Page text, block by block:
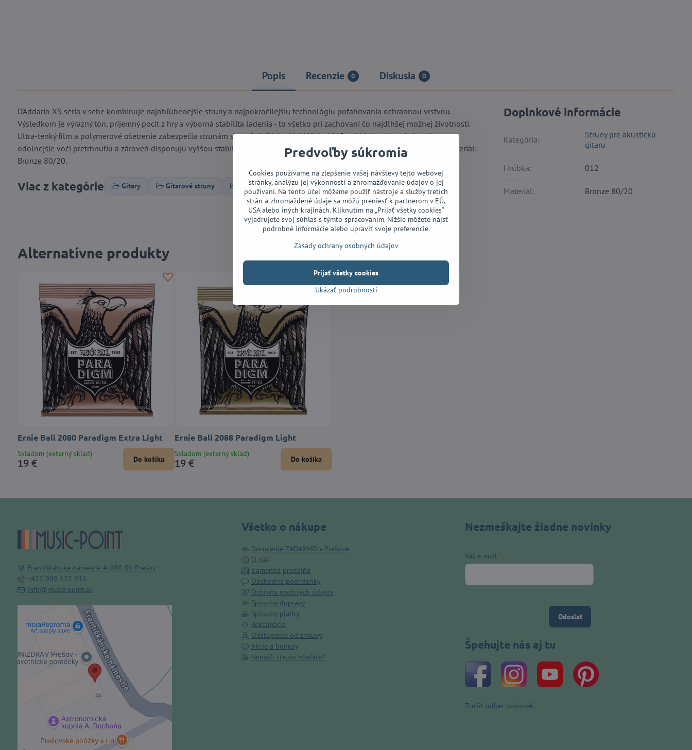
Popis Recenzie 0 Diskusia 0
D'Addario XS séria v sebe kombinuje najobľúbenejšie struny a najpokročilejšiu technológiu poťahovania ochrannou vrstvou.
Výsledkom je výrazný tón, príjemný pocit z hry a výborná stabilita ladenia - to všetko pri zachovaní čo najdlhšej možnej životnosti.
Ultra-tenký film a polymerové ošetrenie zabezpečia strunám skutočné dlhú výdrž. Vďaka NY Steel high carbon jadru sú struny
odolnejšie voči pretrhnutiu a zároveň disponujú vyššou stabilitou ladenia. Hrúbka: .012, .016, .024w, .032w, .042w, .053w. Materiál:
Bronze 80/20.
Viac z kategórie Gitary Gitarové struny Struny pre akustickú gitaru
Doplnkové informácie
Kategória:
Struny pre akustickú
gitaru
Hrúbka: 012
Materiál: Bronze 80/20
FacebookTwitterBlueskyPinterestRedditLinkedInWhatsApp
E-
mail
Alternatívne produkty
Ernie Ball 2080 Paradigm Extra Light
Skladom (externý sklad)
19 € Do košíka
Ernie Ball 2088 Paradigm Light
Skladom (externý sklad)
19 € Do košíka
Františkánske námestie 4, 080 01 Prešov
+421 909 172 911
info@music-point.sk
Externý obsah je blokovaný
Voľbami súkromia
Prajete si načítať externý obsah?
Povoliť tentokrát
Povoliť a zapamätať - súhlas s
druhom cookie: Funkčné
Všetko o nákupe
Doručenie ZADARMO v Prešove
O nás
Kamenná predajňa
Obchodné podmienky
Ochrana osobných údajov
Spôsoby dopravy
Spôsoby platby
Reklamácie
Odstúpenie od zmluvy
Akcie a bonusy
Nenašli ste, čo hľadáte?
Nezmeškajte žiadne novinky
Váš e-mail*
Odoslať
Špehujte nás aj tu
Zrušiť odber noviniek
Predvoľby súkromia
Cookies používame na zlepšenie vašej návštevy tejto webovej
stránky, analýzu jej výkonnosti a zhromažďovanie údajov o jej
používaní. Na tento účel môžeme použiť nástroje a služby tretích
strán a zhromaždené údaje sa môžu preniesť k partnerom v EÚ,
USA alebo iných krajinách. Kliknutím na „Prijať všetky cookies“
vyjadrujete svoj súhlas s týmto spracovaním. Nižšie môžete nájsť
podrobné informácie alebo upraviť svoje preferencie.
Zásady ochrany osobných údajov
Ukázať podrobnosti
Prijať všetky cookies